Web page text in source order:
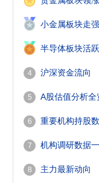
2
小金属板块走强
3
半导体板块活跃
4 沪深资金流向
5 A股估值分析全
6 重要机构持股
7 机构调研数据
8 主力最新动向